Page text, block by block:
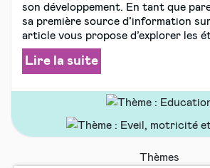
son développement. En tant que
sa première source d’information
article vous propose d’explorer les
Lire la suite
Education
Thèmes